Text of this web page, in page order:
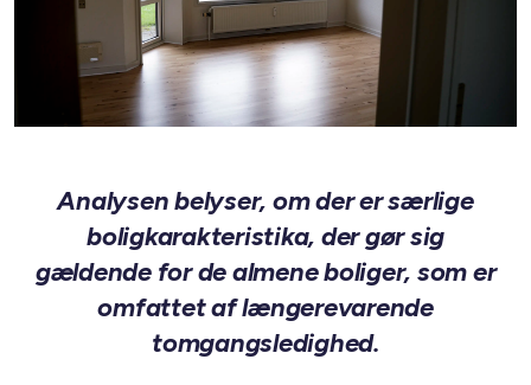
Analysen belyser, om der er særlige
boligkarakteristika, der gør sig
gældende for de almene boliger, som er
omfattet af længerevarende
tomgangsledighed.